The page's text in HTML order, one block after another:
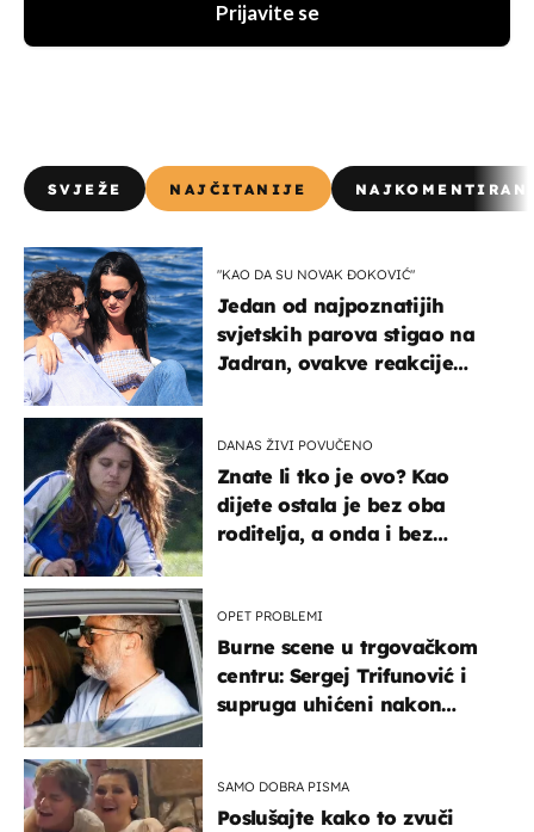
Prijavite se
SVJEŽE NAJČITANIJE
"KAO DA SU NOVAK ĐOKOVIĆ"
Jedan od najpoznatijih
svjetskih parova stigao na
Jadran, ovakve reakcije
DANAS ŽIVI POVUČENO
Znate li tko je ovo? Kao
dijete ostala je bez oba
roditelja, a onda i bez
OPET PROBLEMI
Burne scene u trgovačkom
centru: Sergej Trifunović i
supruga uhićeni nakon
SAMO DOBRA PISMA
Poslušajte kako to zvuči